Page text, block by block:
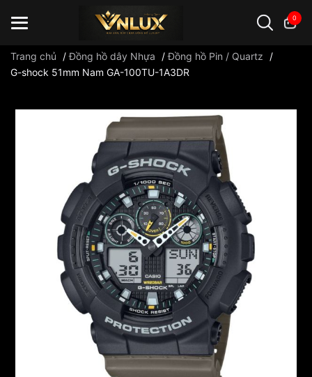
0
Trang chủ /Đồng hồ dây Nhựa /Đồng hồ Pin / Quartz
/
G-shock 51mm Nam GA-100TU-1A3DR